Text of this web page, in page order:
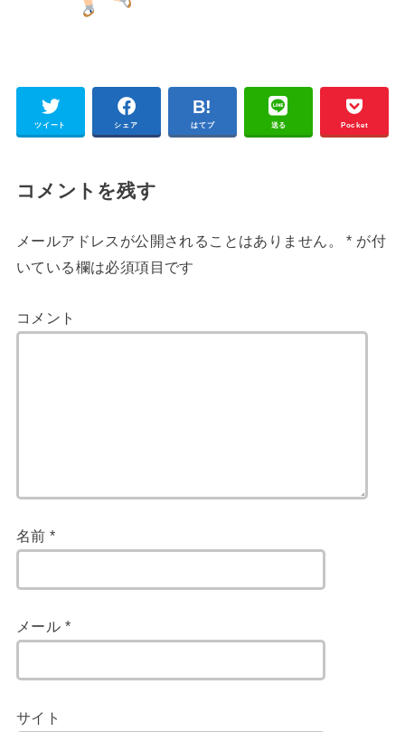
ツイート シェア はてブ 送る Pocket
コメントを残す
メールアドレスが公開されることはありません。 * が付
いている欄は必須項目です
コメント
名前*
メール *
サイト